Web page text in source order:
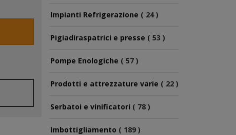
Impianti Refrigerazione ( 24 )
Pigiadiraspatrici e presse ( 53 )
Pompe Enologiche ( 57 )
Prodotti e attrezzature varie ( 22 )
Serbatoi e vinificatori ( 78 )
Imbottigliamento ( 189 )